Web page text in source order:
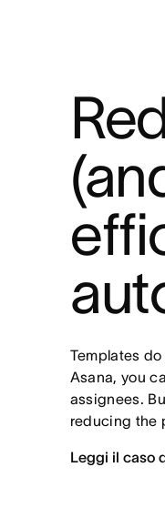
Templates
Asana, you
assignees.
reducing the
Leggi il caso